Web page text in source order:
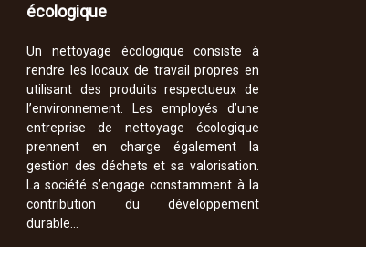
écologique
Un nettoyage écologique consiste à
rendre les locaux de travail propres en
utilisant des produits respectueux de
l’environnement. Les employés d’une
entreprise de nettoyage écologique
prennent en charge également la
gestion des déchets et sa valorisation.
La société s’engage constamment à la
contribution du développement
durable…